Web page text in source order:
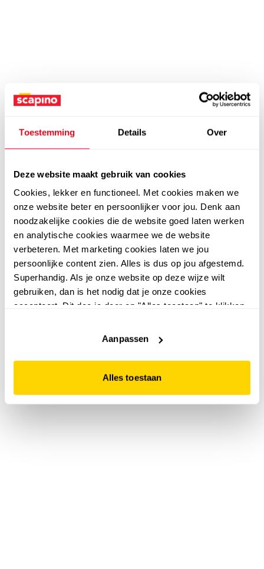
Toestemming Details Over
Deze website maakt gebruik van cookies
Cookies, lekker en functioneel. Met cookies maken we
onze website beter en persoonlijker voor jou. Denk aan
noodzakelijke cookies die de website goed laten werken
en analytische cookies waarmee we de website
verbeteren. Met marketing cookies laten we jou
persoonlijke content zien. Alles is dus op jou afgestemd.
Superhandig. Als je onze website op deze wijze wilt
gebruiken, dan is het nodig dat je onze cookies
accepteert. Dit doe je door op "Alles toestaan" te klikken.
website niet optimaal functioneert.
Aanpassen
Alles toestaan